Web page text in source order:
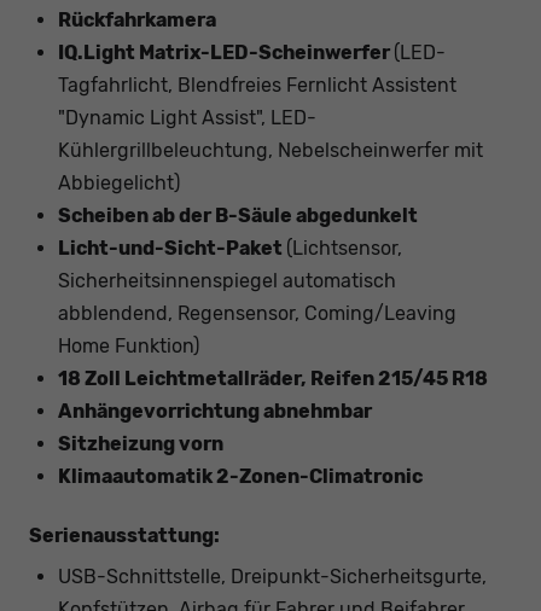
Rückfahrkamera
IQ.Light Matrix-LED-Scheinwerfer (LED-
Tagfahrlicht, Blendfreies Fernlicht Assistent
"Dynamic Light Assist", LED-
Kühlergrillbeleuchtung, Nebelscheinwerfer mit
Abbiegelicht)
Scheiben ab der B-Säule abgedunkelt
Licht-und-Sicht-Paket (Lichtsensor,
Sicherheitsinnenspiegel automatisch
abblendend, Regensensor, Coming/Leaving
Home Funktion)
18 Zoll Leichtmetallräder, Reifen 215/45 R18
Anhängevorrichtung abnehmbar
Sitzheizung vorn
Klimaautomatik 2-Zonen-Climatronic
Serienausstattung:
USB-Schnittstelle, Dreipunkt-Sicherheitsgurte,